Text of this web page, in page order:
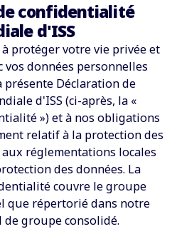
confidentialité
d'ISS
protéger votre vie privée et
données personnelles
présente Déclaration de
d'ISS (ci-après, la «
») et à nos obligations
relatif à la protection des
réglementations locales
des données. La
couvre le groupe
que répertorié dans notre
de groupe consolidé.